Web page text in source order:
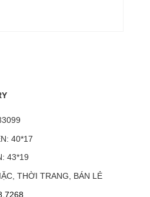
40*17
43*19
THỜI TRANG, BÁN LẺ